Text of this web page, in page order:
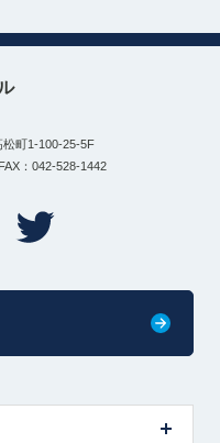
松町1-100-25-5F
：042-528-1442